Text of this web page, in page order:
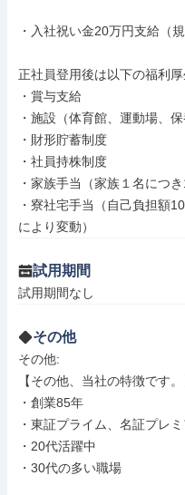
・入社祝い金20万円支給（規
正社員登用後は以下の福利厚
・賞与支給
・施設（体育館、運動場、保
・財形貯蓄制度
・社員持株制度
・家族手当（家族１名につ
・寮社宅手当（自己負担額
により変動）
試用期間
試用期間なし
その他
その他:
【その他、当社の特徴です。
・創業85年
・東証プライム、名証プレ
・20代活躍中
・30代の多い職場